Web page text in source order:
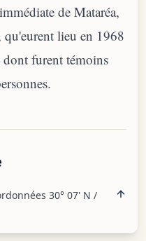
de Mataréa,
lieu en 1968
furent témoins
30° 07' N /